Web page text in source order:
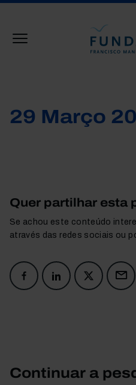
29 Março
Quer partilhar esta
Se achou este conteúdo
através das redes sociais ou
Continuar a